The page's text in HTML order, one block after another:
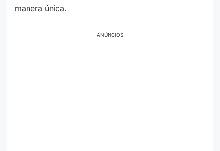
manera única.
ANÚNCIOS